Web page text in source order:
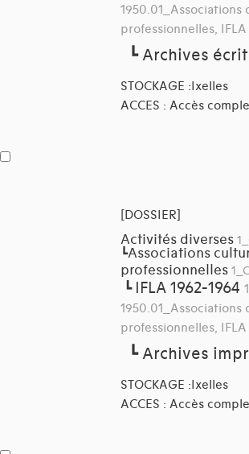
professionnelles, IFLA
┗Archives
STOCKAGE :Ixelles
ACCES : Accès
[DOSSIER]
Activités diverses
┗Associations
professionnelles
┗ IFLA 1962-1964
professionnelles, IFLA
┗Archives
STOCKAGE :Ixelles
ACCES : Accès